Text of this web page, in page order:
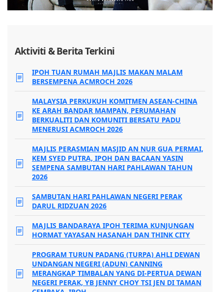
Aktiviti & Berita Terkini
IPOH TUAN RUMAH MAJLIS MAKAN MALAM
BERSEMPENA ACMROCH 2026
MALAYSIA PERKUKUH KOMITMEN ASEAN-CHINA
KE ARAH BANDAR MAMPAN, PERUMAHAN
BERKUALITI DAN KOMUNITI BERSATU PADU
MENERUSI ACMROCH 2026
MAJLIS PERASMIAN MASJID AN NUR GUA PERMAI,
KEM SYED PUTRA, IPOH DAN BACAAN YASIN
SEMPENA SAMBUTAN HARI PAHLAWAN TAHUN
2026
SAMBUTAN HARI PAHLAWAN NEGERI PERAK
DARUL RIDZUAN 2026
MAJLIS BANDARAYA IPOH TERIMA KUNJUNGAN
HORMAT YAYASAN HASANAH DAN THINK CITY
PROGRAM TURUN PADANG (TURPA) AHLI DEWAN
UNDANGAN NEGERI (ADUN) CANNING
MERANGKAP TIMBALAN YANG DI-PERTUA DEWAN
NEGERI PERAK, YB JENNY CHOY TSI JEN DI TAMAN